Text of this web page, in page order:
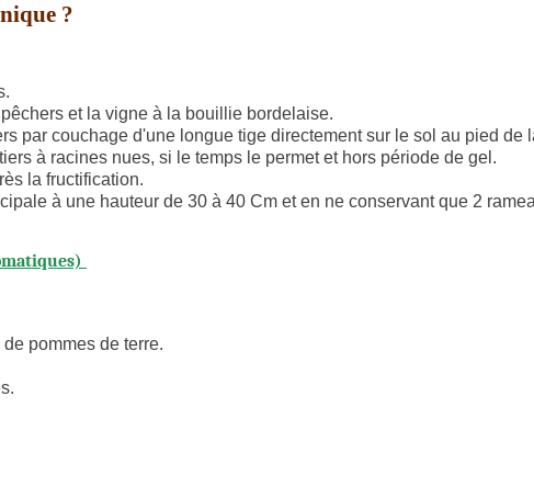
?
et la vigne à la bouillie bordelaise.
par couchage d'une longue tige directement sur le sol au pied de
à racines nues, si le temps le permet et hors période de gel.
la fructification.
à une hauteur de 30 à 40 Cm et en ne conservant que 2
pommes de terre.